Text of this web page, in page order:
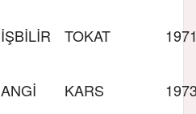
İŞBİLİR TOKAT
ANGİ KARS